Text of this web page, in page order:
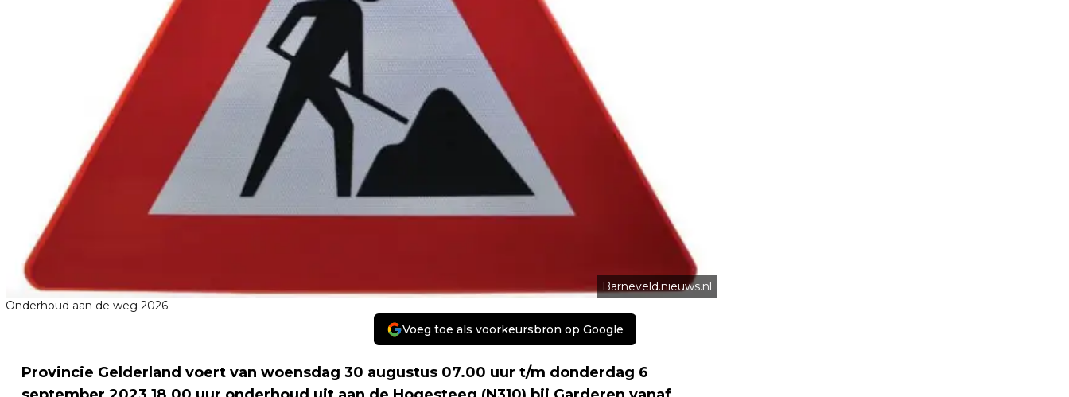
Barneveld.nieuws.nl
Onderhoud aan de weg 2026
Voeg toe als voorkeursbron op Google
Provincie Gelderland voert van woensdag 30 augustus 07.00 uur t/m donderdag 6